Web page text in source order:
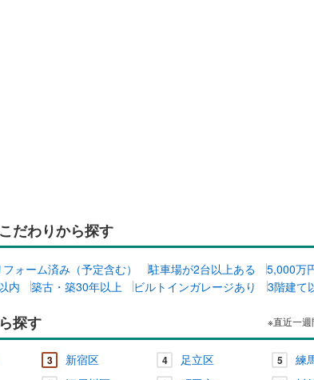
だわりから探す
ォーム済み（予定含む） 駐車場が2台以上ある
5,000万
内 築古・築30年以上 ビルトインガレージあり 3階建て
探す ※直近一
3 新宿区 4 足立区 5 練